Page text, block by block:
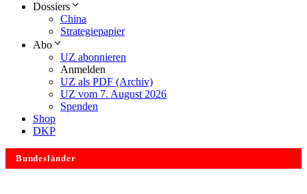
Dossiers
China
Strategiepapier
Abo
UZ abonnieren
Anmelden
UZ als PDF (Archiv)
UZ vom 7. August 2026
Spenden
Shop
DKP
Bundesländer